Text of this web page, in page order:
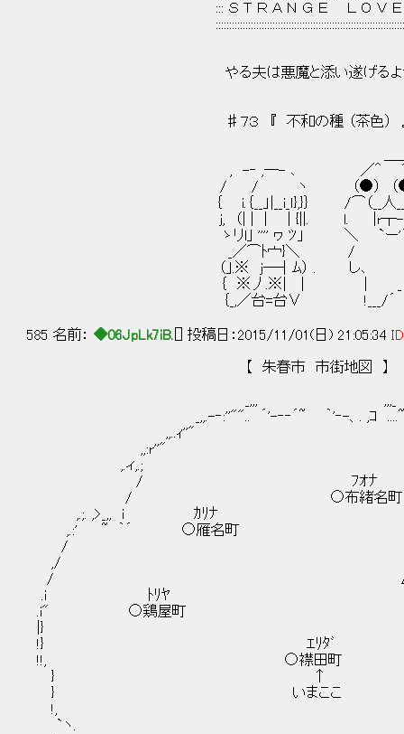
::: Ｓ Ｔ Ｒ Ａ Ｎ Ｇ Ｅ Ｌ Ｏ Ｖ Ｅ Ｒ
やる夫は悪魔と添い遂げるよう
♯７３ 『 不和の種 （茶色）
, -‐ ,─- ､ ／＾ ⌒
/ / ヽ （●） （●）.
｛ i.｛__」|__i_ｌ},}｝ /⌒（__人__
j, （| | | | {||. l.
ゝリl｣ '''' ヮ ﾂ」 ＼ `ー
_／⌒ﾄ宀}＼ /
（｣.※ j─┤ﾑ） . し､
｛ ※丿.※| | |
｛_,／台=台∨ !___/´ ヽ
585 名前： ◆06JpLk7iB. [] 投稿日：2015/11/01(日) 21:05:34
【 朱春市 市街地図 】
_,,.-‐:''"".. ´'-‐‐´~ ｀'‐-、. ,ｺ ....~`'
,,..ｨ''" `
,,:r''" `
,.ィ,.; `
/ ﾌｵﾅ
/ ○布緒名
,.;. ,>_,, i ｶ
,.:' ~ ｀´ ○雁
/ :
,/ ﾎﾛﾛ
/ △幌路
.i ﾄﾘ
.i" ○鶏屋
|} ,ﾉ
!} ｴﾘ
!!, ○襟田
} ↑
} いま
!,
`ヽ. ｸﾙ